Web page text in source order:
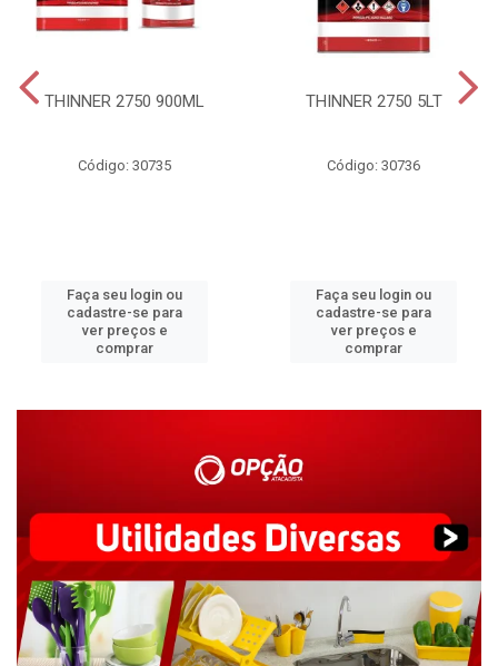
THINNER 2750 900ML
Código: 30735
Faça seu login ou
cadastre-se para
ver preços e
comprar
THINNER 2750 5LT
Código: 30736
Faça seu login ou
cadastre-se para
ver preços e
comprar